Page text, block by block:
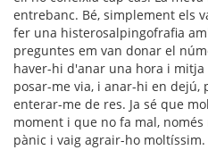
entrebanc. Bé, simplement els
fer una histerosalpingofrafia
preguntes em van donar el
haver-hi d'anar una hora i
posar-me via, i anar-hi en
enterar-me de res. Ja sé que
moment i que no fa mal,
pànic i vaig agrair-ho moltíssim.